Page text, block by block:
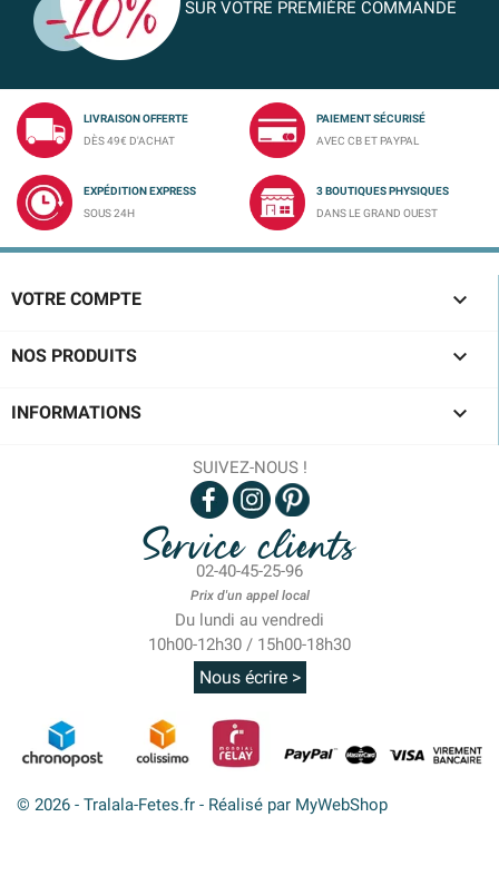
SUR VOTRE PREMIÈRE COMMANDE
LIVRAISON OFFERTE
DÈS 49€ D'ACHAT
PAIEMENT SÉCURISÉ
AVEC CB ET PAYPAL
EXPÉDITION EXPRESS
SOUS 24H
3 BOUTIQUES PHYSIQUES
DANS LE GRAND OUEST
VOTRE COMPTE 
NOS PRODUITS 
INFORMATIONS 
SUIVEZ-NOUS !
Service clients
02-40-45-25-96
Prix d'un appel local
Du lundi au vendredi
10h00-12h30 / 15h00-18h30
Nous écrire >
© 2026 - Tralala-Fetes.fr - Réalisé par MyWebShop